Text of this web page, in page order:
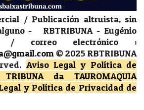
/ Publicación altruista, sin
- RBTRIBUNA - Eugénio
/ correo electrónico :
© 2025 RBTRIBUNA
Aviso Legal y Política de
da TAUROMAQUIA
y Política de Privacidad de